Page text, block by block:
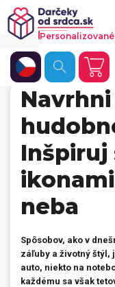
Fotoobrazy a
Hrnčeky a keramika
Kalendáre
Fotoknihy a fotozošity
Personalizované hry
Tričká a odevy
Vankúše a iný textil
Navrhni
neba
Spôsobov, ako v
záľuby a životný štýl,
auto, niekto na
každému sa však